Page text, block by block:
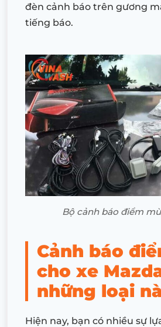
đèn cảnh báo trên gương
tiếng báo.
Bộ cảnh báo điểm
Cảnh báo
cho xe
những loại
Hiện nay, bạn có nhiều sự